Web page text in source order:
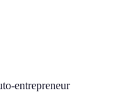
entrepreneur